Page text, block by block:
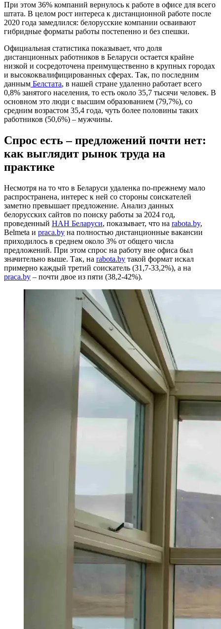
При этом 36% компаний вернулось к работе в офисе для всего
штата. В целом рост интереса к дистанционной работе после
2020 года замедлился: белорусские компании осваивают
гибридные форматы работы постепенно и без спешки.
Официальная статистика показывает, что доля
дистанционных работников в Беларуси остается крайне
низкой и сосредоточена преимущественно в крупных городах
и высококвалифицированных сферах. Так, по последним
данным Белстата, в нашей стране удаленно работает всего
0,8% занятого населения, то есть около 35,7 тысячи человек. В
основном это люди с высшим образованием (79,7%), со
средним возрастом 35,4 года, чуть более половины таких
работников (50,6%) – мужчины.
Спрос есть–предложений почти нет:
как выглядит рынок труда на
практике
Несмотря на то что в Беларуси удаленка по-прежнему мало
распространена, интерес к ней со стороны соискателей
заметно превышает предложение. Анализ данных
белорусских сайтов по поиску работы за 2024 год,
проведенный НАН Беларуси, показывает, что на rabota.by,
Belmeta и praca.by на полностью дистанционные вакансии
приходилось в среднем около 3% от общего числа
предложений. При этом спрос на работу вне офиса был
значительно выше. Так, на rabota.by такой формат искал
примерно каждый третий соискатель (31,7-33,2%), а на
praca.by – почти двое из пяти (38,2-42%).